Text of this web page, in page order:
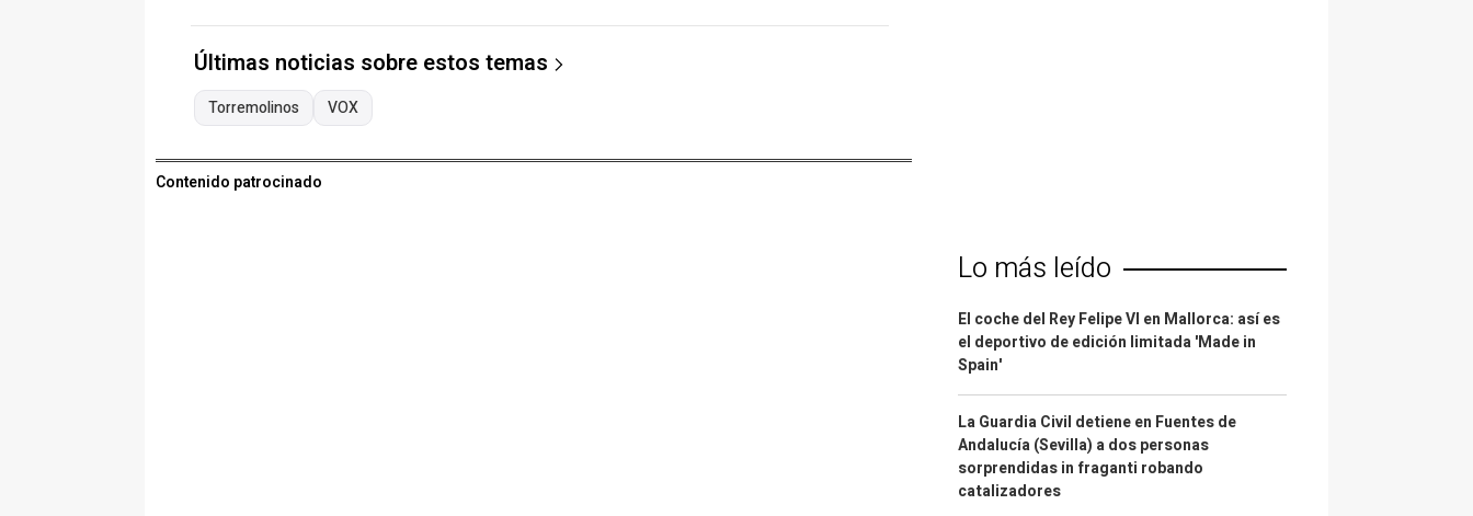
Últimas noticias sobre estos temas
Torremolinos VOX
Contenido patrocinado
Lo más leído
El coche del Rey Felipe VI en Mallorca: así es
el deportivo de edición limitada 'Made in
Spain'
La Guardia Civil detiene en Fuentes de
Andalucía (Sevilla) a dos personas
sorprendidas in fraganti robando
catalizadores